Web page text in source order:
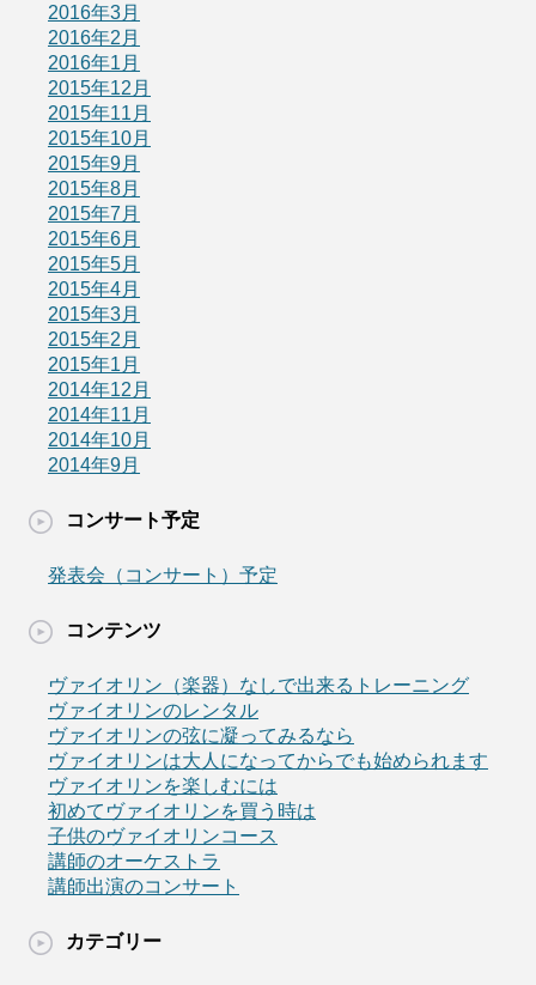
2016年3月
2016年2月
2016年1月
2015年12月
2015年11月
2015年10月
2015年9月
2015年8月
2015年7月
2015年6月
2015年5月
2015年4月
2015年3月
2015年2月
2015年1月
2014年12月
2014年11月
2014年10月
2014年9月
コンサート予定
発表会（コンサート）予定
コンテンツ
ヴァイオリン（楽器）なしで出来るトレーニング
ヴァイオリンのレンタル
ヴァイオリンの弦に凝ってみるなら
ヴァイオリンは大人になってからでも始められます
ヴァイオリンを楽しむには
初めてヴァイオリンを買う時は
子供のヴァイオリンコース
講師のオーケストラ
講師出演のコンサート
カテゴリー